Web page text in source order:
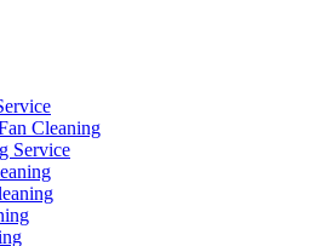
Cleaning
Service